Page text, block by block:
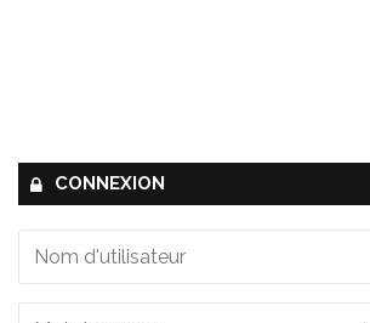
CONNEXION